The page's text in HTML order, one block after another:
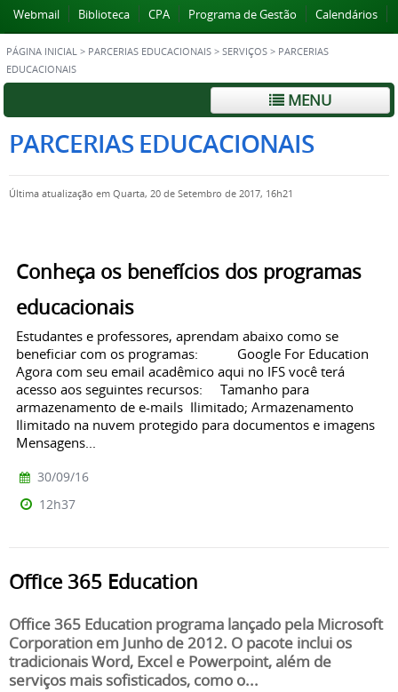
Webmail Biblioteca CPA Programa de Gestão Calendários
PÁGINA INICIAL > PARCERIAS EDUCACIONAIS > SERVIÇOS > PARCERIAS
EDUCACIONAIS
MENU
PARCERIAS EDUCACIONAIS
Última atualização em Quarta, 20 de Setembro de 2017, 16h21
Conheça os benefícios dos programas
educacionais
Estudantes e professores, aprendam abaixo como se
beneficiar com os programas: Google For Education
Agora com seu email acadêmico aqui no IFS você terá
acesso aos seguintes recursos: Tamanho para
armazenamento de e-mails Ilimitado; Armazenamento
Ilimitado na nuvem protegido para documentos e imagens
Mensagens...
30/09/16
12h37
Office 365 Education
Office 365 Education programa lançado pela Microsoft
Corporation em Junho de 2012. O pacote inclui os
tradicionais Word, Excel e Powerpoint, além de
serviços mais sofisticados, como o...